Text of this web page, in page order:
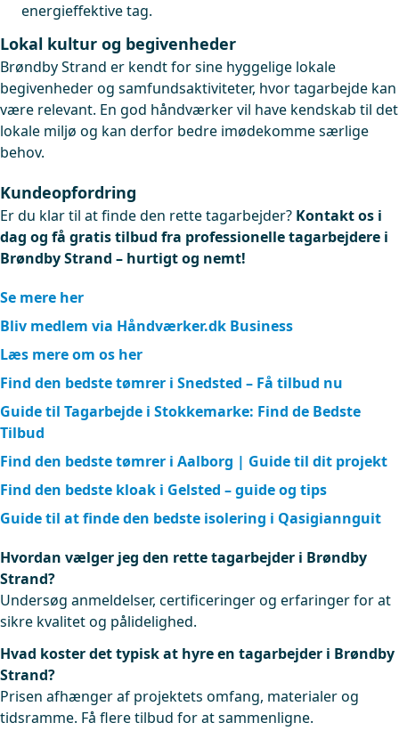
energieffektive tag.
Lokal kultur og begivenheder
Brøndby Strand er kendt for sine hyggelige lokale
begivenheder og samfundsaktiviteter, hvor tagarbejde kan
være relevant. En god håndværker vil have kendskab til det
lokale miljø og kan derfor bedre imødekomme særlige
behov.
Kundeopfordring
Er du klar til at finde den rette tagarbejder? Kontakt os i
dag og få gratis tilbud fra professionelle tagarbejdere i
Brøndby Strand – hurtigt og nemt!
Se mere her
Bliv medlem via Håndværker.dk Business
Læs mere om os her
Find den bedste tømrer i Snedsted – Få tilbud nu
Guide til Tagarbejde i Stokkemarke: Find de Bedste
Tilbud
Find den bedste tømrer i Aalborg | Guide til dit projekt
Find den bedste kloak i Gelsted – guide og tips
Guide til at finde den bedste isolering i Qasigiannguit
Hvordan vælger jeg den rette tagarbejder i Brøndby
Strand?
Undersøg anmeldelser, certificeringer og erfaringer for at
sikre kvalitet og pålidelighed.
Hvad koster det typisk at hyre en tagarbejder i Brøndby
Strand?
Prisen afhænger af projektets omfang, materialer og
tidsramme. Få flere tilbud for at sammenligne.